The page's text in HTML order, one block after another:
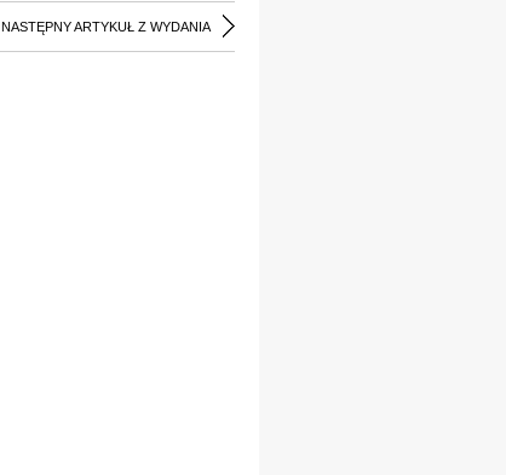
NASTĘPNY ARTYKUŁ Z WYDANIA